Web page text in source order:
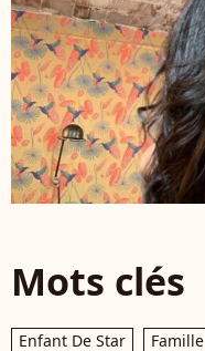
Mots clés
Enfant De Star Famille